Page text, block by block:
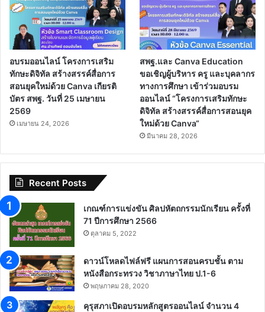
อบรมออนไลน์ โครงการเสริม
ทักษะดิจิทัล สร้างสรรค์สื่อการ
สอนยุคใหม่ด้วย Canva เกียรติ
บัตร สพฐ. วันที่ 25 เมษายน
2569
เมษายน 24, 2026
สพฐ.และ Canva Education
ขอเชิญผู้บริหาร ครู และบุคลากร
ทางการศึกษา เข้าร่วมอบรม
ออนไลน์ “โครงการเสริมทักษะ
ดิจิทัล สร้างสรรค์สื่อการสอนยุค
ใหม่ด้วย Canva“
มีนาคม 28, 2026
Recent Posts
เกณฑ์การแข่งขัน ศิลปหัตถกรรมนักเรียน ครั้งที่
71 ปีการศึกษา 2566
ตุลาคม 5, 2022
ดาวน์โหลดไฟล์ฟรี แผนการสอนครบชั้น ตาม
หนังสือกระทรวง วิชาภาษาไทย ป.1-6
พฤษภาคม 28, 2020
คุรุสภาเปิดอบรมหลักสูตรออนไลน์ จำนวน 4